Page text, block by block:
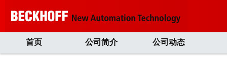
首页 公司简介 公司动态